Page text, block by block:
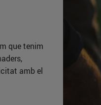
que tenim
amb el